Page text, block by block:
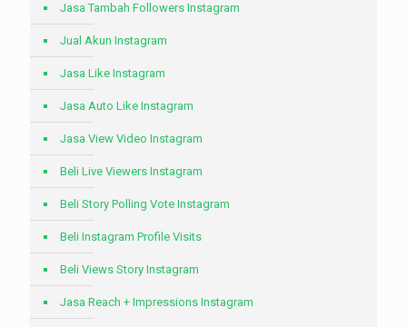
Jasa Tambah Followers Instagram
Jual Akun Instagram
Jasa Like Instagram
Jasa Auto Like Instagram
Jasa View Video Instagram
Beli Live Viewers Instagram
Beli Story Polling Vote Instagram
Beli Instagram Profile Visits
Beli Views Story Instagram
Jasa Reach + Impressions Instagram